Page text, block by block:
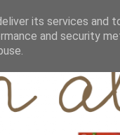
its services and
and security